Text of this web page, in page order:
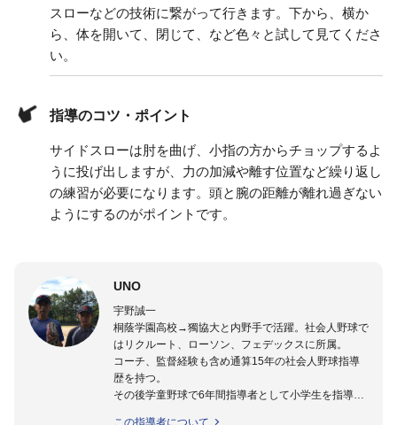
スローなどの技術に繋がって行きます。下から、横か
ら、体を開いて、閉じて、など色々と試して見てくださ
い。
指導のコツ・ポイント
サイドスローは肘を曲げ、小指の方からチョップするよ
うに投げ出しますが、力の加減や離す位置など繰り返し
の練習が必要になります。頭と腕の距離が離れ過ぎない
ようにするのがポイントです。
UNO
宇野誠一
桐蔭学園高校→獨協大と内野手で活躍。社会人野球で
はリクルート、ローソン、フェデックスに所属。
コーチ、監督経験も含め通算15年の社会人野球指導
歴を持つ。
その後学童野球で6年間指導者として小学生を指導。
この指導者について